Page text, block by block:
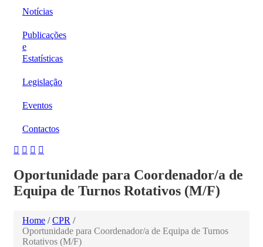
Notícias
Publicações
e
Estatísticas
Legislação
Eventos
Contactos
Oportunidade para Coordenador/a de
Equipa de Turnos Rotativos (M/F)
Home / CPR /
Oportunidade para Coordenador/a de Equipa de Turnos
Rotativos (M/F)